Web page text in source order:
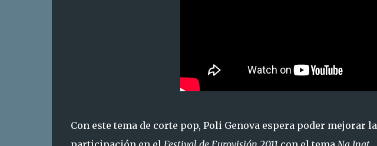
Con este tema de corte pop, Poli Genova espera poder mejorar